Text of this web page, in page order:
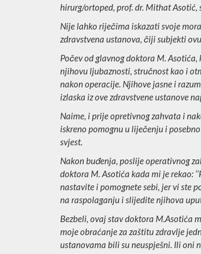
hirurg/ortoped, prof. dr. Mithat
Nije lahko riječima iskazati svoje
zdravstvena ustanova, čiji subjekti
Počev od glavnog doktora M.
njihovu ljubaznosti, stručnost kao i
nakon operacije. Njihove jasne i
izlaska iz ove zdravstvene ustanove
Naime, i prije opretivnog zahvata i
iskreno pomognu u liječenju i
svjest.
Nakon buđenja, poslije operativnog
doktora M. Asotića kada mi je rekao:
nastavite i pomognete sebi, jer vi ste
na raspolaganju i slijedite njihova
Bezbeli, ovaj stav doktora M.Asotića
moje obraćanje za zaštitu zdravlje
ustanovama bili su neuspješni. Ili oni